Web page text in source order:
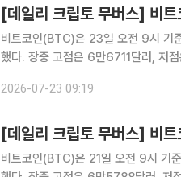
비트코인(BTC)은 23일 오전 9시
했다. 장중 고점은 6만6711달러, 저
2026-07-23 09:19
비트코인(BTC)은 21일 오전 9시